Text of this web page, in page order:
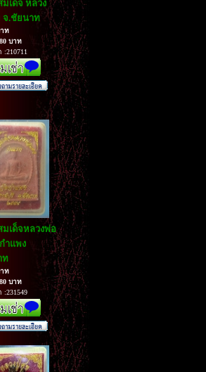
เด็จ หลวง
จ.ชัยนาท
ท
บาท
มเด็จหลวงพ่อ
ำแพง
ท
ท
บาท